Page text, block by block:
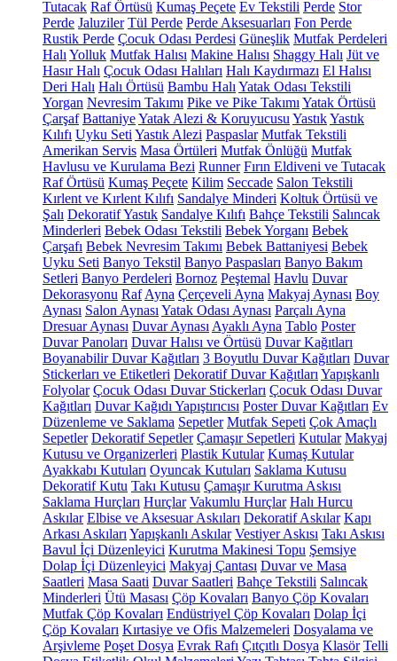
Tutacak Raf Örtüsü Kumaş Peçete Ev Tekstili Perde Stor
Perde Jaluziler Tül Perde Perde Aksesuarları Fon Perde
Rustik Perde Çocuk Odası Perdesi Güneşlik Mutfak Perdeleri
Halı Yolluk Mutfak Halısı Makine Halısı Shaggy Halı Jüt ve
Hasır Halı Çocuk Odası Halıları Halı Kaydırmazı El Halısı
Deri Halı Halı Örtüsü Bambu Halı Yatak Odası Tekstili
Yorgan Nevresim Takımı Pike ve Pike Takımı Yatak Örtüsü
Çarşaf BattaniyeYatak Alezi & Koruyucusu YastıkYastık
Kılıfı Uyku Seti Yastık Alezi Paspaslar Mutfak Tekstili
Amerikan Servis Masa Örtüleri Mutfak Önlüğü Mutfak
Havlusu ve Kurulama Bezi Runner Fırın Eldiveni ve Tutacak
Raf Örtüsü Kumaş Peçete Kilim Seccade Salon Tekstili
Kırlent ve Kırlent Kılıfı Sandalye Minderi Koltuk Örtüsü ve
Şalı Dekoratif Yastık Sandalye Kılıfı Bahçe Tekstili Salıncak
Minderleri Bebek Odası Tekstili Bebek Yorganı Bebek
Çarşafı Bebek Nevresim Takımı Bebek Battaniyesi Bebek
Uyku Seti Banyo Tekstil Banyo Paspasları Banyo Bakım
Setleri Banyo Perdeleri Bornoz Peştemal Havlu Duvar
Dekorasyonu Raf Ayna Çerçeveli Ayna Makyaj Aynası Boy
Aynası Salon Aynası Yatak Odası Aynası Parçalı Ayna
Dresuar Aynası Duvar Aynası Ayaklı Ayna Tablo Poster
Duvar Panoları Duvar Halısı ve Örtüsü Duvar Kağıtları
Boyanabilir Duvar Kağıtları 3 Boyutlu Duvar Kağıtları Duvar
Stickerları ve Etiketleri Dekoratif Duvar Kağıtları Yapışkanlı
Folyolar Çocuk Odası Duvar Stickerları Çocuk Odası Duvar
Kağıtları Duvar Kağıdı Yapıştırıcısı Poster Duvar Kağıtları Ev
Düzenleme ve Saklama Sepetler Mutfak Sepeti Çok Amaçlı
Sepetler Dekoratif Sepetler Çamaşır Sepetleri Kutular Makyaj
Kutusu ve Organizerleri Plastik Kutular Kumaş Kutular
Ayakkabı Kutuları Oyuncak Kutuları Saklama Kutusu
Dekoratif Kutu Takı Kutusu Çamaşır Kurutma Askısı
Saklama Hurçları Hurçlar Vakumlu Hurçlar Halı Hurcu
Askılar Elbise ve Aksesuar Askıları Dekoratif Askılar Kapı
Arkası Askıları Yapışkanlı Askılar Vestiyer Askısı Takı Askısı
Bavul İçi Düzenleyici Kurutma Makinesi Topu Şemsiye
Dolap İçi Düzenleyici Makyaj Çantası Duvar ve Masa
Saatleri Masa Saati Duvar Saatleri Bahçe Tekstili Salıncak
Minderleri Ütü Masası Çöp Kovaları Banyo Çöp Kovaları
Mutfak Çöp Kovaları Endüstriyel Çöp Kovaları Dolap İçi
Çöp Kovaları Kırtasiye ve Ofis Malzemeleri Dosyalama ve
Arşivleme Poşet Dosya Evrak Rafı Çıtçıtlı Dosya Klasör Telli